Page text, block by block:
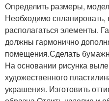
Определить размеры,
Необходимо спланировать,
располагаться элементы.
должны гармонично
помещения.Сделать
На основании рисунка
художественного
украшения. Изготовить